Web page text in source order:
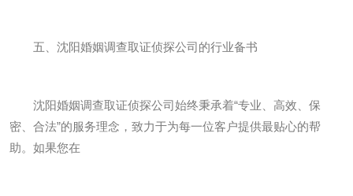
五、沈阳婚姻调查取证侦探公司的行业备书
沈阳婚姻调查取证侦探公司始终秉承着“专业、高效、保
密、合法”的服务理念，致力于为每一位客户提供最贴心的帮
助。如果您在